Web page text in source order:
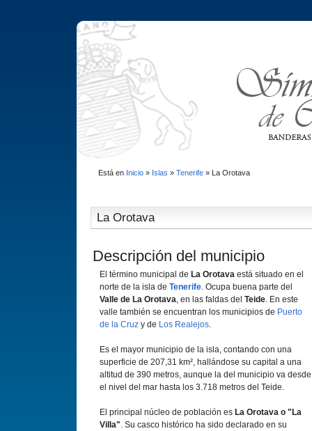
Está en Inicio» Islas » Tenerife» La Orotava
La Orotava
Descripción del municipio
El término municipal de La Orotava está situado en el
norte de la isla de Tenerife. Ocupa buena parte del
Valle de La Orotava, en las faldas del Teide. En este
valle también se encuentran los municipios de Puerto
de la Cruz y de Los Realejos.
Es el mayor municipio de la isla, contando con una
superficie de 207,31 km², hallándose su capital a una
altitud de 390 metros, aunque la del municipio va desde
el nivel del mar hasta los 3.718 metros del Teide.
El principal núcleo de población es La Orotava o "La
Villa". Su casco histórico ha sido declarado en su